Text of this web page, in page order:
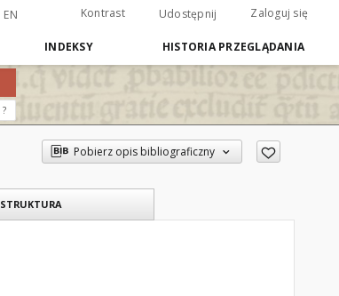
EN Kontrast Udostępnij Zaloguj się
INDEKSY HISTORIA PRZEGLĄDANIA
?
Pobierz opis bibliograficzny
STRUKTURA